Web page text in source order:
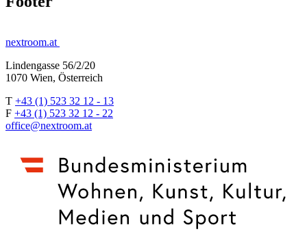
nextroom.at
Lindengasse 56/2/20
1070 Wien, Österreich
T +43 (1) 523 32 12 - 13
F +43 (1) 523 32 12 - 22
office@nextroom.at